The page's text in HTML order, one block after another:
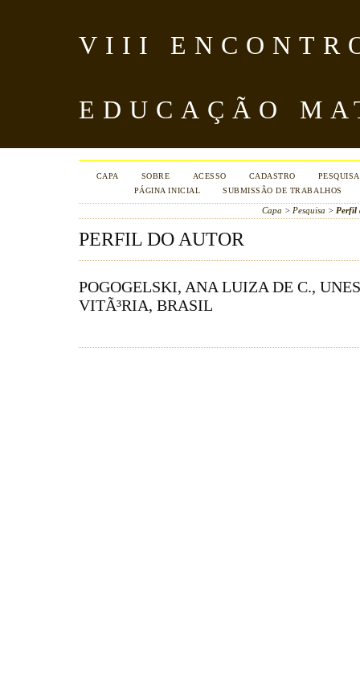
VIII
EDUCAÇÃO
CAPA SOBRE ACESSO CADASTRO
PESQUISA
PÁGINA INICIAL
SUBMISSÃO DE TRABALHOS
Capa > Pesquisa > Perfil
PERFIL DO AUTOR
POGOGELSKI, ANA LUIZA DE C.,
VITÃ³RIA, BRASIL